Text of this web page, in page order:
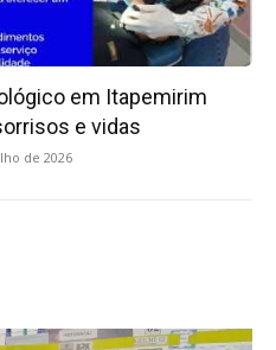
em Itapemirim
e vidas
de 2026